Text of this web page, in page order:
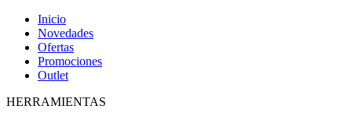
Inicio
Novedades
Ofertas
Promociones
Outlet
HERRAMIENTAS